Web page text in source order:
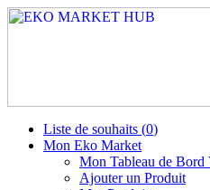
Liste de souhaits (0)
Mon Eko Market
Mon Tableau de Bord
Ajouter un Produit